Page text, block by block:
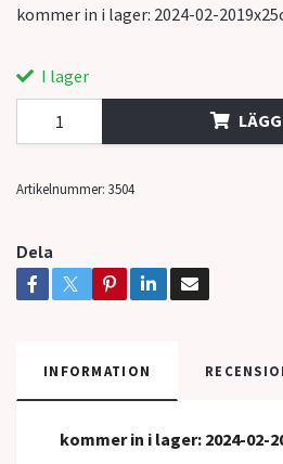
kommer in i lager: 2024-02-
I lager
Artikelnummer: 3504
Dela
INFORMATION
kommer in i lager: 2024-02-